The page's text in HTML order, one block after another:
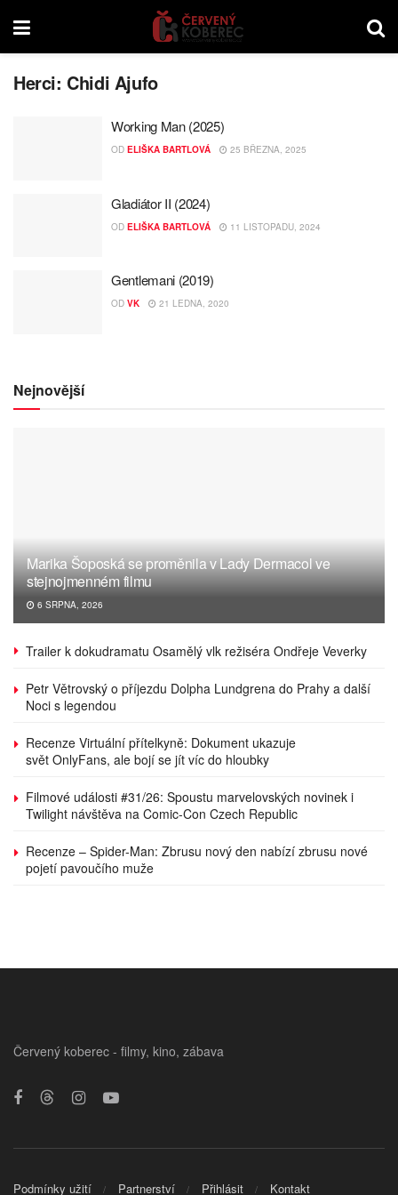
Herci: Chidi Ajufo
Working Man (2025)
OD ELIŠKA BARTLOVÁ 25 BŘEZNA, 2025
Gladiátor II (2024)
OD ELIŠKA BARTLOVÁ 11 LISTOPADU, 2024
Gentlemani (2019)
OD VK 21 LEDNA, 2020
Nejnovější
Marika Šoposká se proměnila v Lady Dermacol ve
stejnojmenném filmu
6 SRPNA, 2026
Trailer k dokudramatu Osamělý vlk režiséra Ondřeje Veverky
Petr Větrovský o příjezdu Dolpha Lundgrena do Prahy a další
Noci s legendou
Recenze Virtuální přítelkyně: Dokument ukazuje
svět OnlyFans, ale bojí se jít víc do hloubky
Filmové události #31/26: Spoustu marvelovských novinek i
Twilight návštěva na Comic-Con Czech Republic
Recenze – Spider-Man: Zbrusu nový den nabízí zbrusu nové
pojetí pavoučího muže
Červený koberec - filmy, kino, zábava
Podmínky užití Partnerství Přihlásit Kontakt